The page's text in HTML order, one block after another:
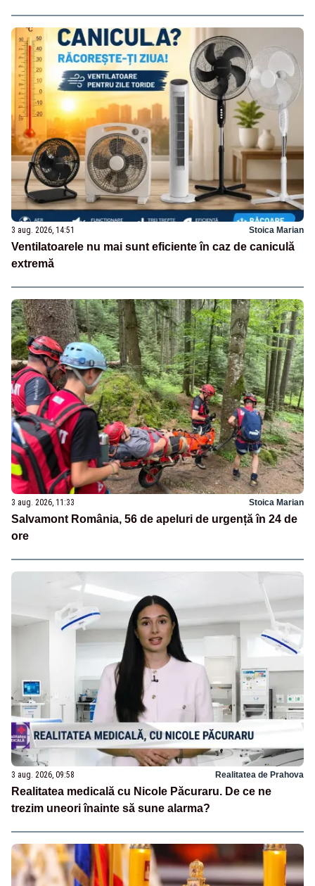
3 aug. 2026, 14:51 Stoica Marian
Ventilatoarele nu mai sunt eficiente în caz de caniculă
extremă
3 aug. 2026, 11:33 Stoica Marian
Salvamont România, 56 de apeluri de urgență în 24 de
ore
3 aug. 2026, 09:58 Realitatea de Prahova
Realitatea medicală cu Nicole Păcuraru. De ce ne
trezim uneori înainte să sune alarma?